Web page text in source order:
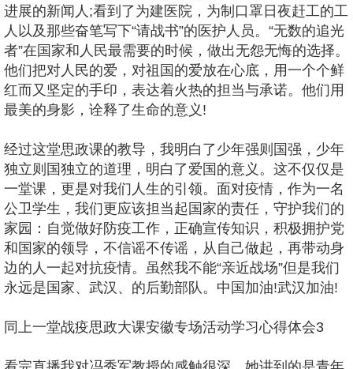
进展的新闻人;看到了为建医院，为制口罩日夜赶工的工
人以及那些奋笔写下“请战书”的医护人员。“无数的追光
者”在国家和人民最需要的时候，做出无怨无悔的选择。
他们把对人民的爱，对祖国的爱放在心底，用一个个鲜
红而又坚定的手印，表达着火热的担当与承诺。他们用
最美的身影，诠释了生命的意义!
经过这堂思政课的教导，我明白了少年强则国强，少年
独立则国独立的道理，明白了爱国的意义。这不仅仅是
一堂课，更是对我们人生的引领。面对疫情，作为一名
公卫学生，我们更应该担当起国家的责任，守护我们的
家园：自觉做好防疫工作，正确宣传知识，积极拥护党
和国家的领导，不信谣不传谣，从自己做起，再带动身
边的人一起对抗疫情。虽然我不能“亲近战场”但是我们
永远是国家、武汉、的后勤部队。中国加油!武汉加油!
同上一堂战疫思政大课安徽专场活动学习心得体会3